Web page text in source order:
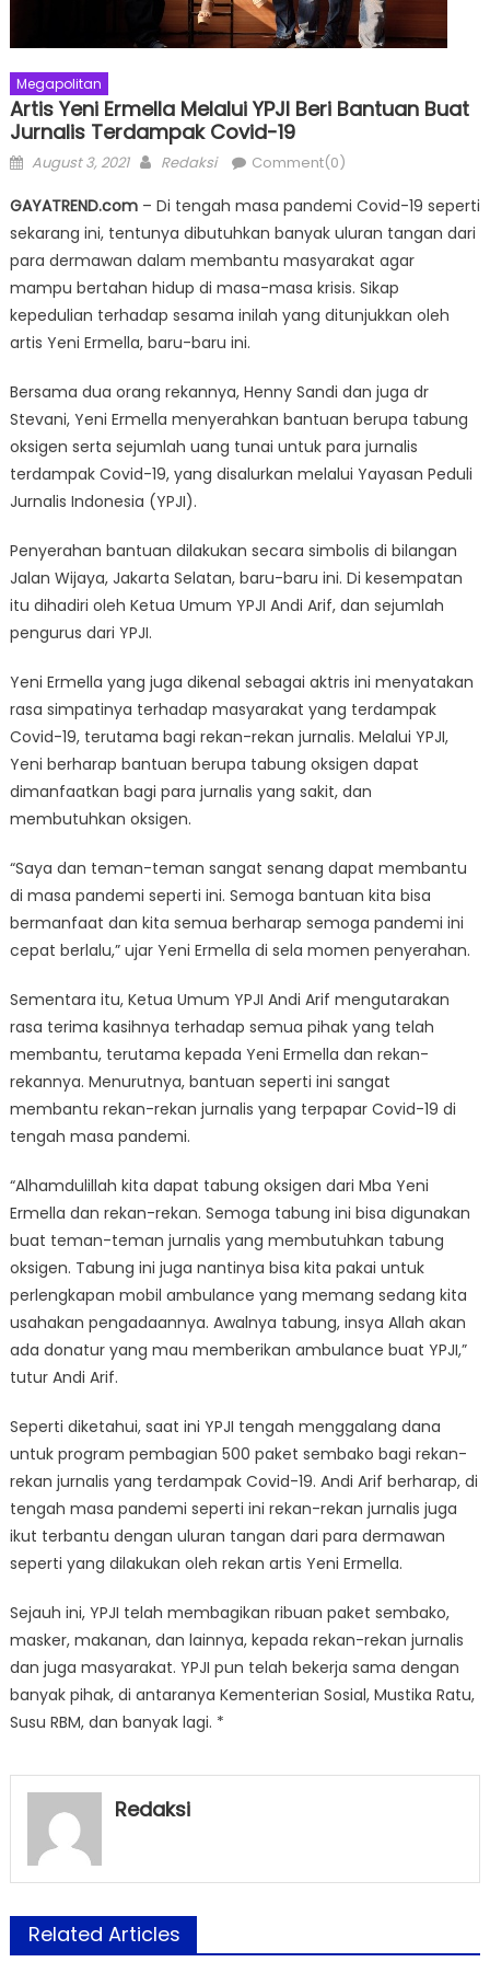
Megapolitan
Artis Yeni Ermella Melalui YPJI Beri Bantuan Buat
Jurnalis Terdampak Covid-19
Posted
August 3, 2021 Author
Redaksi Comment(0)
GAYATREND.com– Di tengah masa pandemi Covid-19 seperti
sekarang ini, tentunya dibutuhkan banyak uluran tangan dari
para dermawan dalam membantu masyarakat agar
mampu bertahan hidup di masa-masa krisis. Sikap
kepedulian terhadap sesama inilah yang ditunjukkan oleh
artis Yeni Ermella, baru-baru ini.
Bersama dua orang rekannya, Henny Sandi dan juga dr
Stevani, Yeni Ermella menyerahkan bantuan berupa tabung
oksigen serta sejumlah uang tunai untuk para jurnalis
terdampak Covid-19, yang disalurkan melalui Yayasan Peduli
Jurnalis Indonesia (YPJI).
Penyerahan bantuan dilakukan secara simbolis di bilangan
Jalan Wijaya, Jakarta Selatan, baru-baru ini. Di kesempatan
itu dihadiri oleh Ketua Umum YPJI Andi Arif, dan sejumlah
pengurus dari YPJI.
Yeni Ermella yang juga dikenal sebagai aktris ini menyatakan
rasa simpatinya terhadap masyarakat yang terdampak
Covid-19, terutama bagi rekan-rekan jurnalis. Melalui YPJI,
Yeni berharap bantuan berupa tabung oksigen dapat
dimanfaatkan bagi para jurnalis yang sakit, dan
membutuhkan oksigen.
“Saya dan teman-teman sangat senang dapat membantu
di masa pandemi seperti ini. Semoga bantuan kita bisa
bermanfaat dan kita semua berharap semoga pandemi ini
cepat berlalu,” ujar Yeni Ermella di sela momen penyerahan.
Sementara itu, Ketua Umum YPJI Andi Arif mengutarakan
rasa terima kasihnya terhadap semua pihak yang telah
membantu, terutama kepada Yeni Ermella dan rekan-
rekannya. Menurutnya, bantuan seperti ini sangat
membantu rekan-rekan jurnalis yang terpapar Covid-19 di
tengah masa pandemi.
“Alhamdulillah kita dapat tabung oksigen dari Mba Yeni
Ermella dan rekan-rekan. Semoga tabung ini bisa digunakan
buat teman-teman jurnalis yang membutuhkan tabung
oksigen. Tabung ini juga nantinya bisa kita pakai untuk
perlengkapan mobil ambulance yang memang sedang kita
usahakan pengadaannya. Awalnya tabung, insya Allah akan
ada donatur yang mau memberikan ambulance buat YPJI,”
tutur Andi Arif.
Seperti diketahui, saat ini YPJI tengah menggalang dana
untuk program pembagian 500 paket sembako bagi rekan-
rekan jurnalis yang terdampak Covid-19. Andi Arif berharap, di
tengah masa pandemi seperti ini rekan-rekan jurnalis juga
ikut terbantu dengan uluran tangan dari para dermawan
seperti yang dilakukan oleh rekan artis Yeni Ermella.
Sejauh ini, YPJI telah membagikan ribuan paket sembako,
masker, makanan, dan lainnya, kepada rekan-rekan jurnalis
dan juga masyarakat. YPJI pun telah bekerja sama dengan
banyak pihak, di antaranya Kementerian Sosial, Mustika Ratu,
Susu RBM, dan banyak lagi. *
Redaksi
Related Articles